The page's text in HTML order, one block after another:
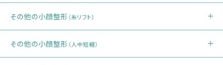
その他の小顔整形 （糸リフト）
その他の小顔整形 （人中短縮）